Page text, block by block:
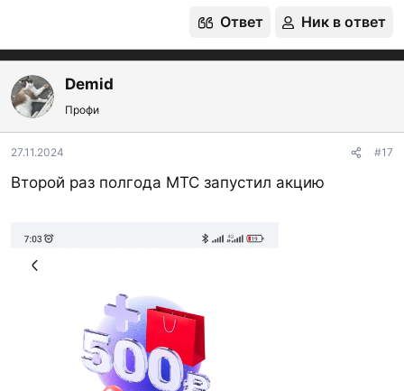
Ответ Ник в ответ
Demid
Профи
27.11.2024 #17
Второй раз полгода МТС запустил акцию